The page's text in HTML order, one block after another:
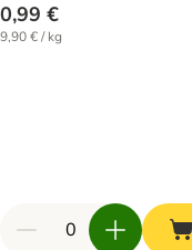
0,99 €
9,90 € / kg